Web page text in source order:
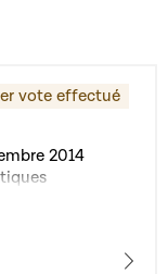
vote effectué
2014